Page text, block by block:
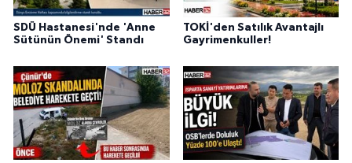
SDÜ Hastanesi'nde 'Anne
Sütünün Önemi' Standı
TOKİ'den Satılık Avantajlı
Gayrimenkuller!